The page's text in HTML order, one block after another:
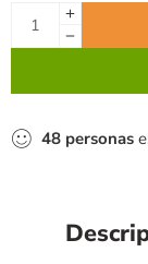
48